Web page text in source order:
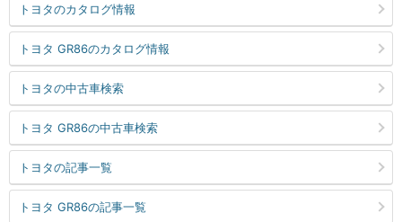
トヨタのカタログ情報
トヨタ GR86のカタログ情報
トヨタの中古車検索
トヨタ GR86の中古車検索
トヨタの記事一覧
トヨタ GR86の記事一覧